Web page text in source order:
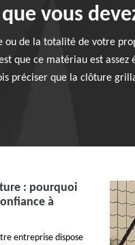
vous
de la totalité de votre
que ce matériau est
préciser que la clôture
: pourquoi
à
entreprise dispose